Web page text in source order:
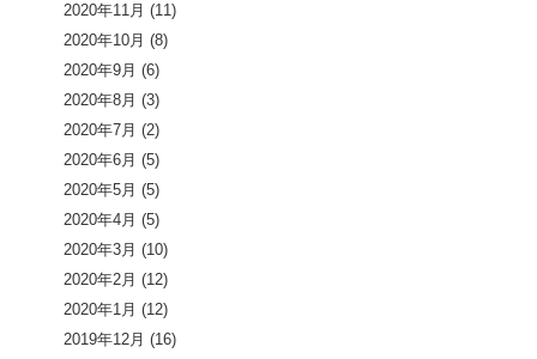
2020年11月 (11)
2020年10月 (8)
2020年9月 (6)
2020年8月 (3)
2020年7月 (2)
2020年6月 (5)
2020年5月 (5)
2020年4月 (5)
2020年3月 (10)
2020年2月 (12)
2020年1月 (12)
2019年12月 (16)